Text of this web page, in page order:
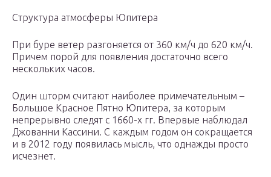
Структура атмосферы Юпитера
При буре ветер разгоняется от 360 км/ч до 620 км/ч.
Причем порой для появления достаточно всего
нескольких часов.
Один шторм считают наиболее примечательным –
Большое Красное Пятно Юпитера, за которым
непрерывно следят с 1660-х гг. Впервые наблюдал
Джованни Кассини. С каждым годом он сокращается
и в 2012 году появилась мысль, что однажды просто
исчезнет.